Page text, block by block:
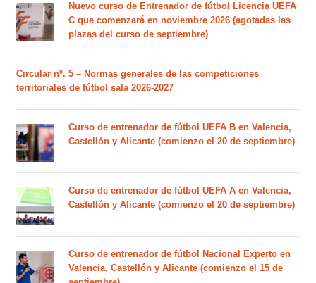
Nuevo curso de Entrenador de fútbol Licencia UEFA
C que comenzará en noviembre 2026 (agotadas las
plazas del curso de septiembre)
Circular nº. 5 – Normas generales de las competiciones
territoriales de fútbol sala 2026-2027
Curso de entrenador de fútbol UEFA B en Valencia,
Castellón y Alicante (comienzo el 20 de septiembre)
Curso de entrenador de fútbol UEFA A en Valencia,
Castellón y Alicante (comienzo el 20 de septiembre)
Curso de entrenador de fútbol Nacional Experto en
Valencia, Castellón y Alicante (comienzo el 15 de